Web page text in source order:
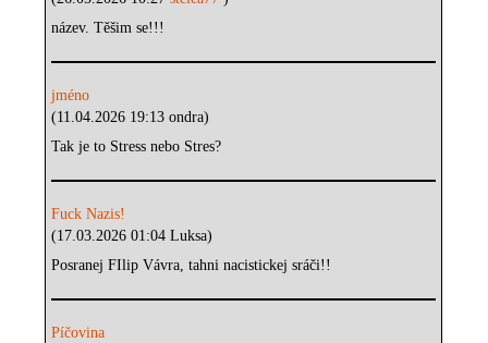
název. Těšim se!!!
jméno
(11.04.2026 19:13 ondra)
Tak je to Stress nebo Stres?
Fuck Nazis!
(17.03.2026 01:04 Luksa)
Posranej FIlip Vávra, tahni nacistickej sráči!!
Píčovina